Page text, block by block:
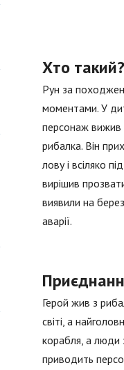
Хто такий?
Рун за
моментами. У
персонаж вижив
рибалка. Він
лову і всіляко
вирішив
виявили на
аварії.
Герой жив з
світі, а
корабля, а люди
приводить